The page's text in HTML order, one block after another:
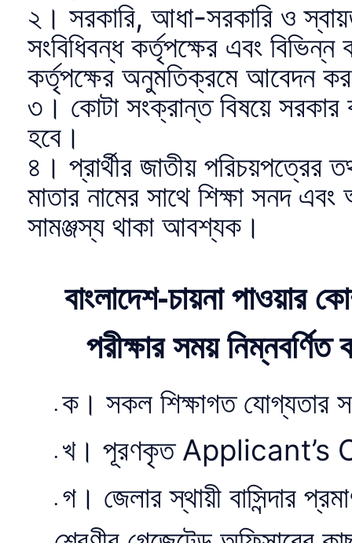
২। সরকারি, আধা-সরকারি ও
সংবিধিবন্ধ কর্তৃপক্ষের এবং বিভিন্ন
কর্তৃপক্ষের অনুমতিক্রমে আবেদন
৩। কোটা সংক্রান্ত বিষয়ে সরকার
হবে।
৪। প্রার্থীর জাতীয় পরিচয়পত্রের
মাতার নামের সাথে শিক্ষা সনদ
সামঞ্জস্য থাকা আবশ্যক।
বাংলাদেশ-চায়না পাওয়ার
পরীক্ষার সময়
ক। সকল শিক্ষাগত যোগ্যতার
খ। পূরণকৃত Applicant’s
গ। জেলার স্থায়ী বাসিন্দার